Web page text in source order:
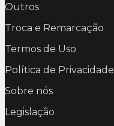
Outros
Troca e Remarcação
Termos de Uso
Política de Privacidade
Sobre nós
Legislação